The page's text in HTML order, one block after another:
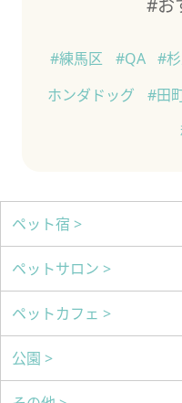
#練馬区 #QA #
ホンダドッグ
#田
ペット宿 >
ペットサロン >
ペットカフェ >
公園 >